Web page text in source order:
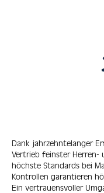
Dank jahrzehntelanger
Vertrieb feinster Herren-
höchste Standards bei
Kontrollen garantieren
Ein vertrauensvoller